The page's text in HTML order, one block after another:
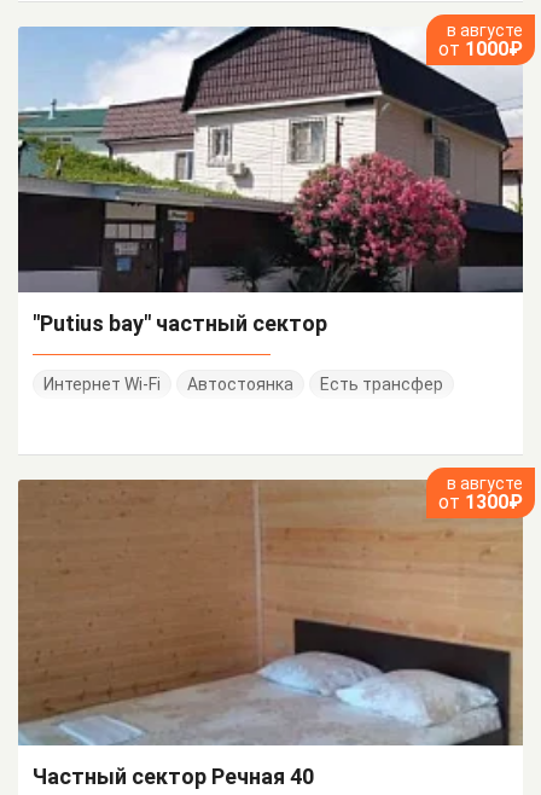
в августе
от 1000₽
"Putius bay" частный сектор
Интернет Wi-Fi Автостоянка Есть трансфер
в августе
от 1300₽
Частный сектор Речная 40